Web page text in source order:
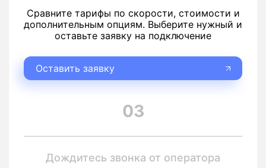
Сравните тарифы по скорости, стоимости и
дополнительным опциям. Выберите нужный и
оставьте заявку на подключение
Оставить заявку
03
Дождитесь звонка от оператора